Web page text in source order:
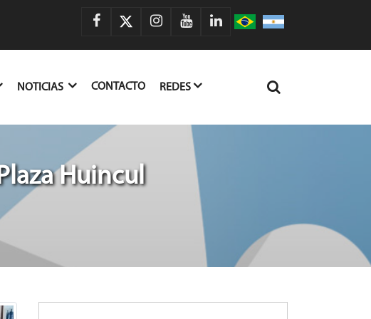
NOTICIAS CONTACTO REDES
Huincul